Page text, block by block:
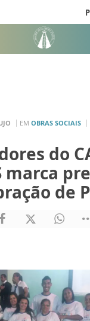
EM OBRAS SOCIAIS
do
marca
de